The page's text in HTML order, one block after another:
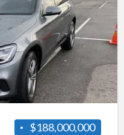
$188,000,000